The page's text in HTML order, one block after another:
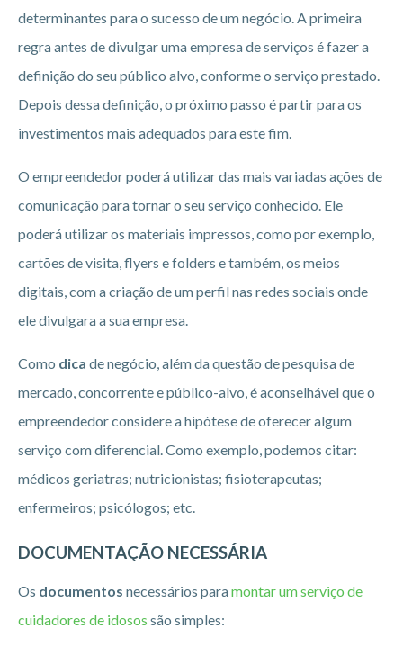
determinantes para o sucesso de um negócio. A primeira
regra antes de divulgar uma empresa de serviços é fazer a
definição do seu público alvo, conforme o serviço prestado.
Depois dessa definição, o próximo passo é partir para os
investimentos mais adequados para este fim.
O empreendedor poderá utilizar das mais variadas ações de
comunicação para tornar o seu serviço conhecido. Ele
poderá utilizar os materiais impressos, como por exemplo,
cartões de visita, flyers e folders e também, os meios
digitais, com a criação de um perfil nas redes sociais onde
ele divulgara a sua empresa.
Como dica de negócio, além da questão de pesquisa de
mercado, concorrente e público-alvo, é aconselhável que o
empreendedor considere a hipótese de oferecer algum
serviço com diferencial. Como exemplo, podemos citar:
médicos geriatras; nutricionistas; fisioterapeutas;
enfermeiros; psicólogos; etc.
DOCUMENTAÇÃO NECESSÁRIA
Os documentos necessários paramontar um serviço de
cuidadores de idosos são simples: